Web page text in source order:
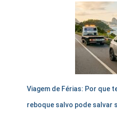
Viagem de Férias: Por que
reboque salvo pode salvar